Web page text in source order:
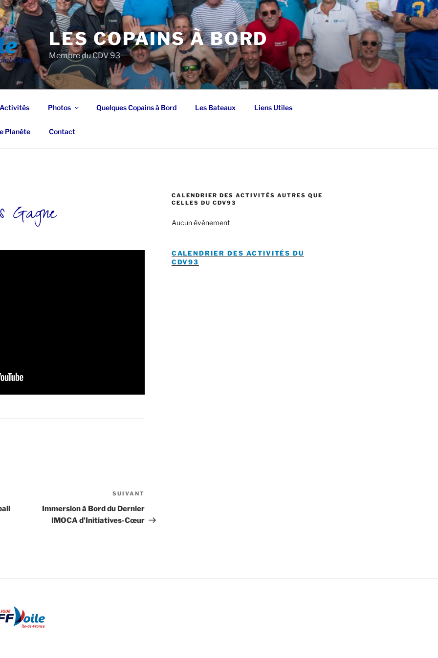
LES COPAINS À BORD
Membre du CDV 93
Activités Photos Quelques Copains à Bord Les Bateaux Liens Utiles
Planète Contact
Gagne
suivant
SUIVANT
Immersion à Bord du Dernier
IMOCA d’Initiatives-Cœur
CALENDRIER DES ACTIVITÉS AUTRES QUE
CELLES DU CDV93
Aucun évènement
CALENDRIER DES ACTIVITÉS DU
CDV93